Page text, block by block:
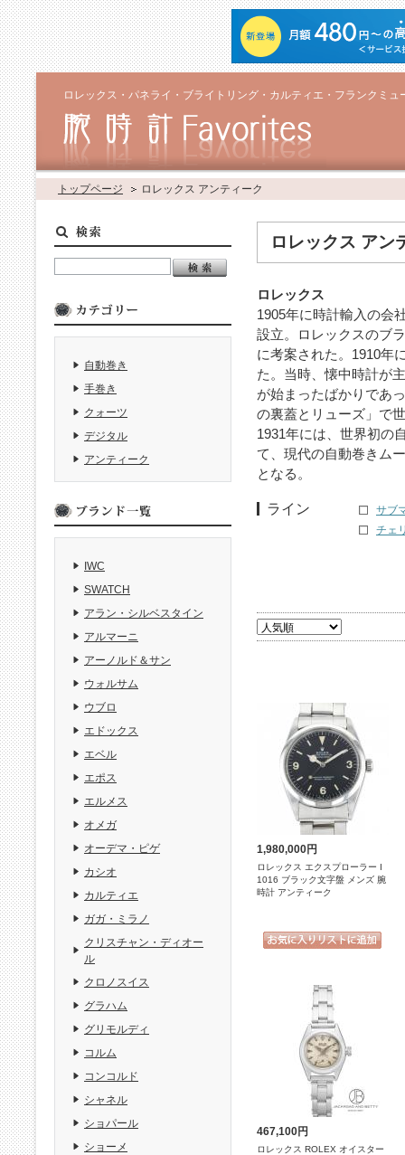
ロレックス・パネライ・ブライトリング・カルティエ・フランクミ
トップページ ロレックス アンティーク
ロレックス アン
ロレックス
1905年に時計輸入の会
設立。ロレックスのブ
に考案された。1910年
た。当時、懐中時計が
が始まったばかりであ
の裏蓋とリューズ」で
1931年には、世界初の
て、現代の自動巻きム
となる。
ライン
サブ
チェ
1,980,000円
ロレックス エクスプローラー I
1016 ブラック文字盤 メンズ 腕
時計 アンティーク
467,100円
ロレックス ROLEX オイスター
自動巻き
手巻き
クォーツ
デジタル
アンティーク
IWC
SWATCH
アラン・シルベスタイン
アルマーニ
アーノルド＆サン
ウォルサム
ウブロ
エドックス
エベル
エポス
エルメス
オメガ
オーデマ・ピゲ
カシオ
カルティエ
ガガ・ミラノ
クリスチャン・ディオー
ル
クロノスイス
グラハム
グリモルディ
コルム
コンコルド
シャネル
ショパール
ショーメ